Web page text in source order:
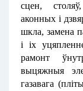
сцен,
аконных і
шкла, замена
і іх
рамонт
выцяжныя
газавага